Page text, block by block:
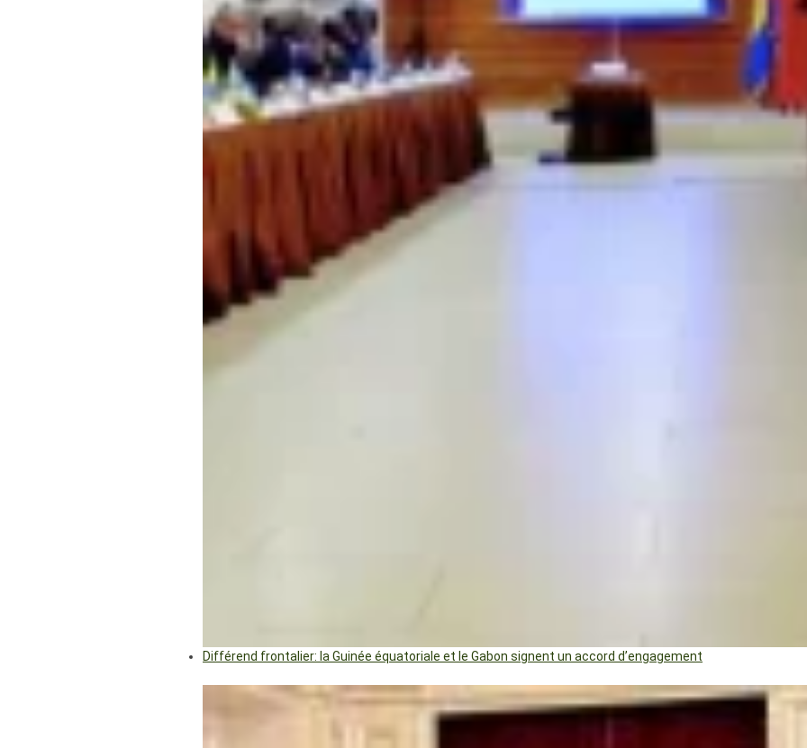
Différend frontalier: la Guinée équatoriale et le Gabon signent un accord d’engagement